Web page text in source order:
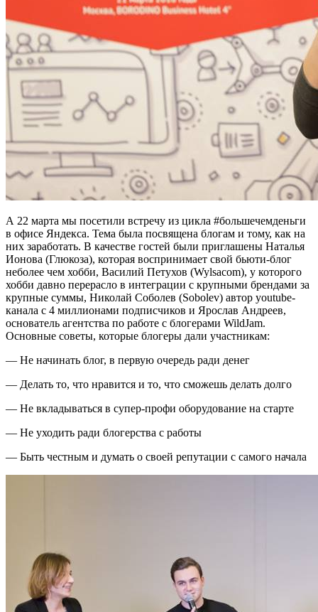
А 22 марта мы посетили встречу из цикла #большечемденьги
в офисе Яндекса. Тема была посвящена блогам и тому, как на
них заработать. В качестве гостей были приглашены Наталья
Ионова (Глюкоза), которая воспринимает свой бьюти-блог
неболее чем хобби, Василий Петухов (Wylsacom), у которого
хобби давно перерасло в интеграции с крупными брендами за
крупные суммы, Николай Соболев (Sobolev) автор youtube-
канала с 4 миллионами подписчиков и Ярослав Андреев,
основатель агентства по работе с блогерами WildJam.
Основные советы, которые блогеры дали участникам:
— Не начинать блог, в первую очередь ради денег
— Делать то, что нравится и то, что сможешь делать долго
— Не вкладываться в супер-профи оборудование на старте
— Не уходить ради блогерства с работы
— Быть честным и думать о своей репутации с самого начала